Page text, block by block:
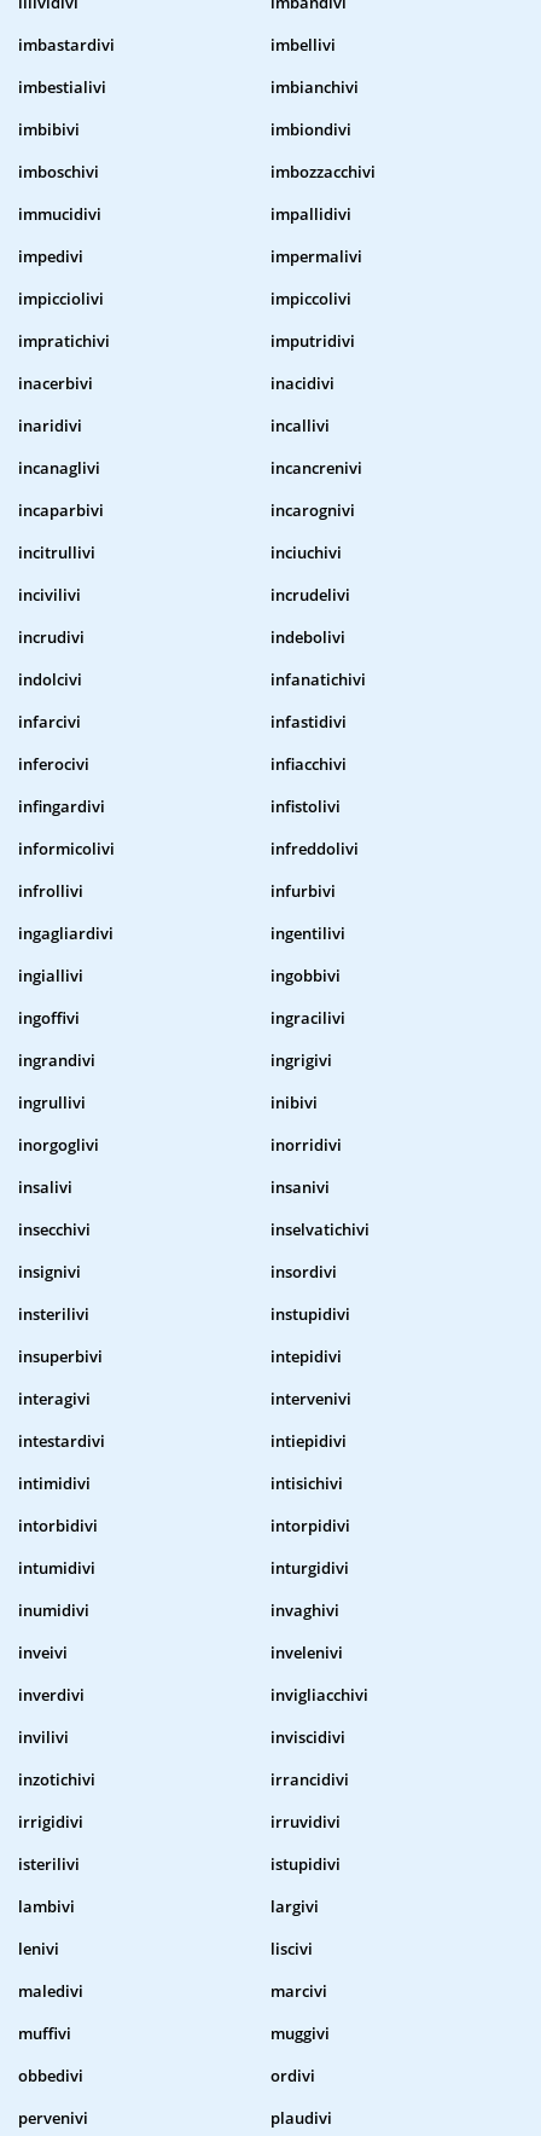
imbastardivi
imbellivi
imbestialivi
imbianchivi
imbibivi
imbiondivi
imboschivi
imbozzacchivi
immucidivi
impallidivi
impedivi
impermalivi
impicciolivi
impiccolivi
impratichivi
imputridivi
inacerbivi
inacidivi
inaridivi
incallivi
incanaglivi
incancrenivi
incaparbivi
incarognivi
incitrullivi
inciuchivi
incivilivi
incrudelivi
incrudivi
indebolivi
indolcivi
infanatichivi
infarcivi
infastidivi
inferocivi
infiacchivi
infingardivi
infistolivi
informicolivi
infreddolivi
infrollivi
infurbivi
ingagliardivi
ingentilivi
ingiallivi
ingobbivi
ingoffivi
ingracilivi
ingrandivi
ingrigivi
ingrullivi
inibivi
inorgoglivi
inorridivi
insalivi
insanivi
insecchivi
inselvatichivi
insignivi
insordivi
insterilivi
instupidivi
insuperbivi
intepidivi
interagivi
intervenivi
intestardivi
intiepidivi
intimidivi
intisichivi
intorbidivi
intorpidivi
intumidivi
inturgidivi
inumidivi
invaghivi
inveivi
invelenivi
inverdivi
invigliacchivi
invilivi
inviscidivi
inzotichivi
irrancidivi
irrigidivi
irruvidivi
isterilivi
istupidivi
lambivi
largivi
lenivi
liscivi
maledivi
marcivi
muffivi
muggivi
obbedivi
ordivi
pervenivi
plaudivi